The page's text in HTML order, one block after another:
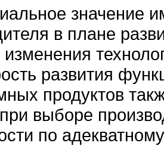
значение
в плане
изменения
развития
продуктов
выборе
по